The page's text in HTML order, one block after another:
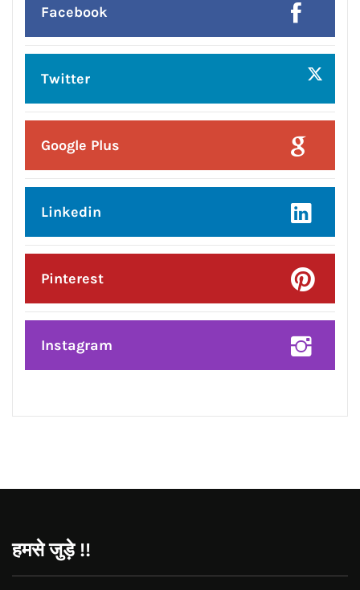
केंद्रीय विधानसभा क्षेत्र के भाजपा
पदाधिकारियों ने किया भव्य सम्मान*
CONNECT WITH US: